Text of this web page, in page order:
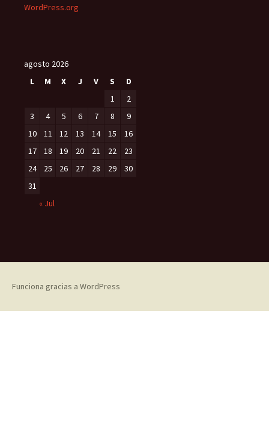
WordPress.org
agosto 2026
L
M X J V S
D
1
2
3
4 5 6 7 8
9
10
11 12 13 14 15
16
17
18 19 20 21 22
23
24
25 26 27 28 29
30
31
« Jul
Funciona gracias a WordPress